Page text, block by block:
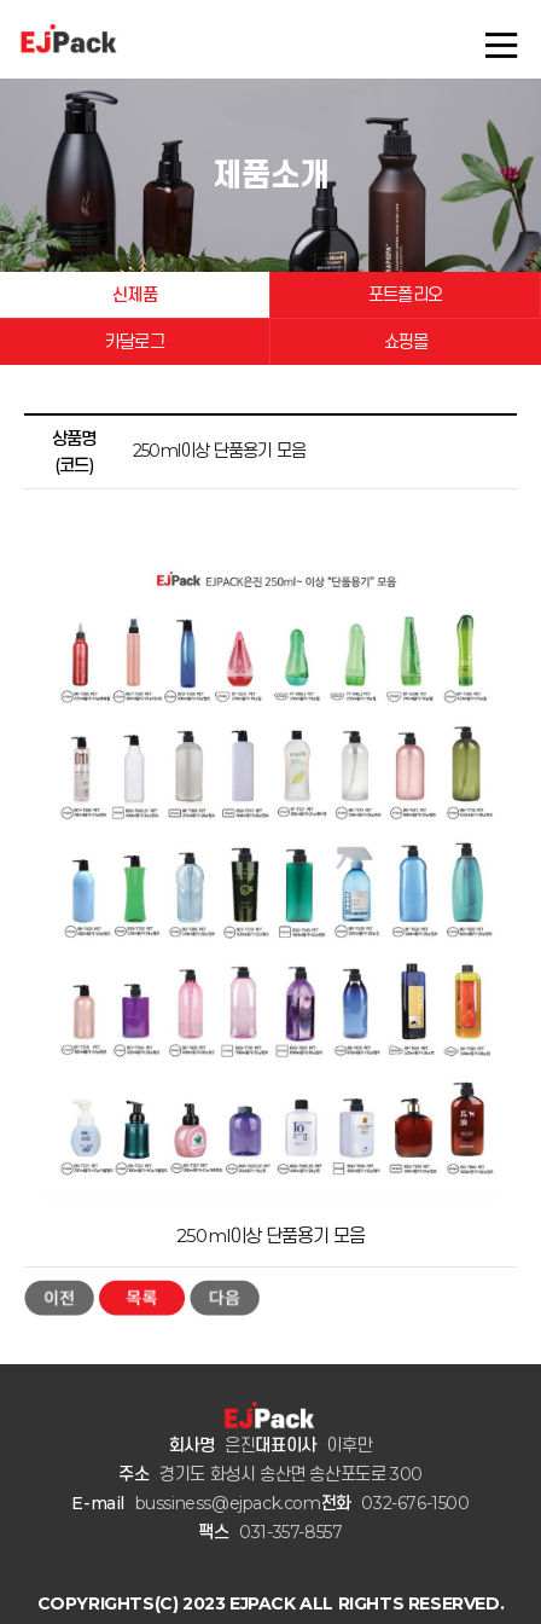
제품소개
신제품 포트폴리오
카달로그 쇼핑몰
상품명
(코드)
250ml이상 단품용기 모음
250ml이상 단품용기 모음
회사명 은진대표이사 이후만
주소 경기도 화성시 송산면 송산포도로 300
E-mail
bussiness@ejpack.com전화 032-676-1500
팩스 031-357-8557
COPYRIGHTS(C) 2023 EJPACK ALL RIGHTS RESERVED.